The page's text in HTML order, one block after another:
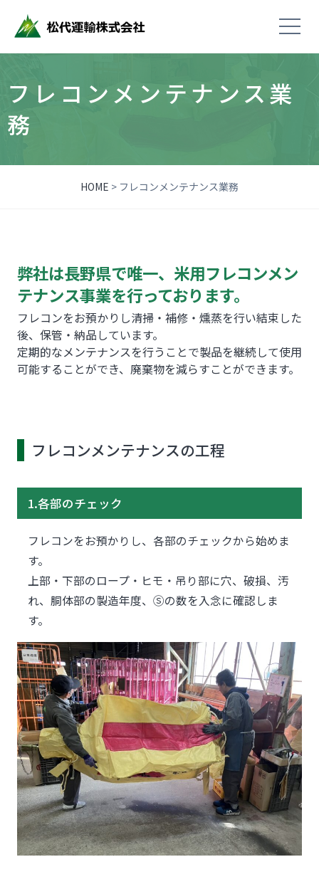
Contact
お問い合わせ
フレコンメンテナンス業
務
HOME > フレコンメンテナンス業務
弊社は長野県で唯一、米用フレコンメン
テナンス事業を行っております。
フレコンをお預かりし清掃・補修・燻蒸を行い結束した
後、保管・納品しています。
定期的なメンテナンスを行うことで製品を継続して使用
可能することができ、廃棄物を減らすことができます。
フレコンメンテナンスの工程
1.各部のチェック
フレコンをお預かりし、各部のチェックから始めま
す。
上部・下部のロープ・ヒモ・吊り部に穴、破損、汚
れ、胴体部の製造年度、Ⓢの数を入念に確認しま
す。